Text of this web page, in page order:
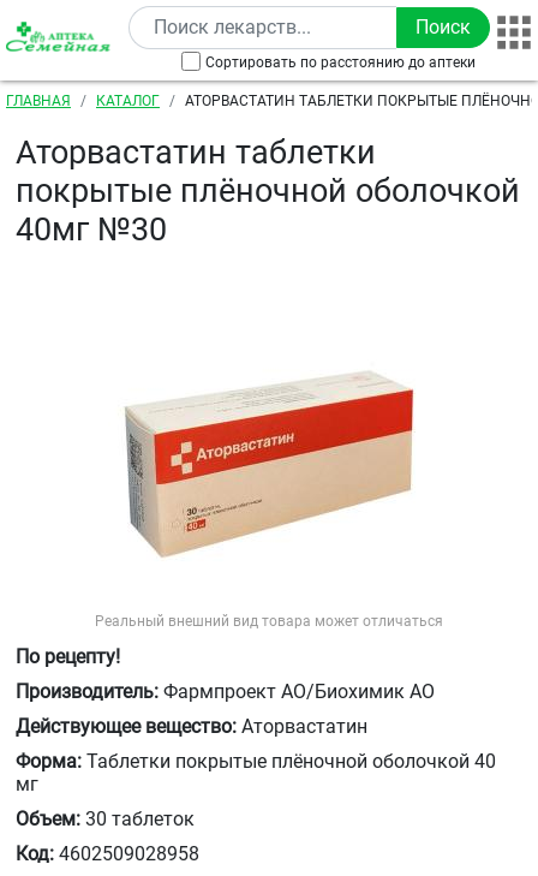
Перейти к основному содержанию
Сортировать по расстоянию до аптеки
Строка навигации
ГЛАВНАЯ КАТАЛОГ
АТОРВАСТАТИН ТАБЛЕТКИ ПОКРЫТЫЕ
Аторвастатин таблетки
покрытые плёночной оболочкой
40мг №30
Реальный внешний вид товара может отличаться
По рецепту!
Производитель: Фармпроект АО/Биохимик АО
Действующее вещество: Аторвастатин
Форма: Таблетки покрытые плёночной оболочкой 40
мг
Объем: 30 таблеток
Код: 4602509028958